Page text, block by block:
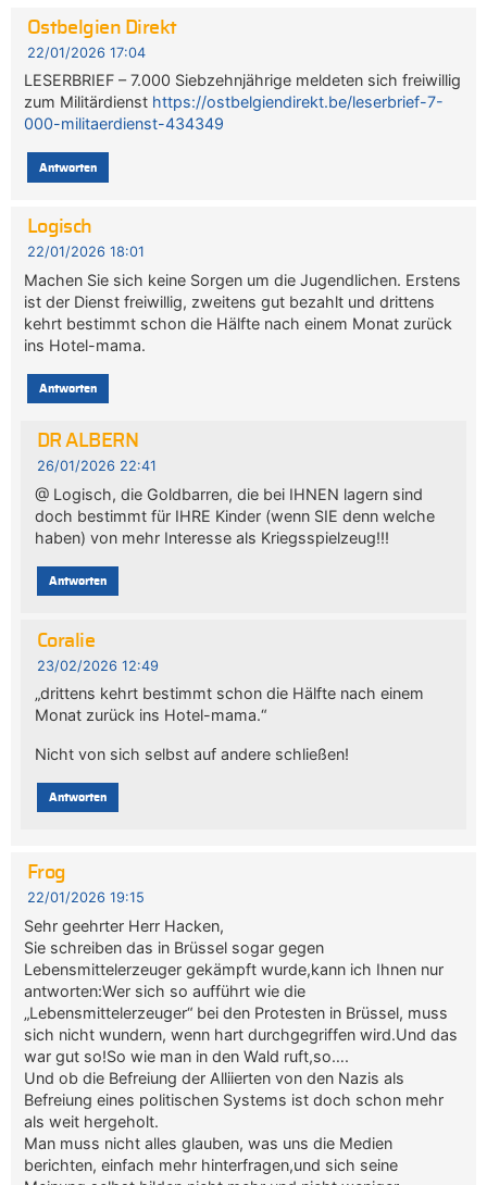
Ostbelgien Direkt
22/01/2026 17:04
LESERBRIEF – 7.000 Siebzehnjährige meldeten sich freiwillig
zum Militärdienst https://ostbelgiendirekt.be/leserbrief-7-
000-militaerdienst-434349
Antworten
Logisch
22/01/2026 18:01
Machen Sie sich keine Sorgen um die Jugendlichen. Erstens
ist der Dienst freiwillig, zweitens gut bezahlt und drittens
kehrt bestimmt schon die Hälfte nach einem Monat zurück
ins Hotel-mama.
Antworten
DR ALBERN
26/01/2026 22:41
@ Logisch, die Goldbarren, die bei IHNEN lagern sind
doch bestimmt für IHRE Kinder (wenn SIE denn welche
haben) von mehr Interesse als Kriegsspielzeug!!!
Antworten
Coralie
23/02/2026 12:49
„drittens kehrt bestimmt schon die Hälfte nach einem
Monat zurück ins Hotel-mama.“
Nicht von sich selbst auf andere schließen!
Antworten
Frog
22/01/2026 19:15
Sehr geehrter Herr Hacken,
Sie schreiben das in Brüssel sogar gegen
Lebensmittelerzeuger gekämpft wurde,kann ich Ihnen nur
antworten:Wer sich so aufführt wie die
„Lebensmittelerzeuger“ bei den Protesten in Brüssel, muss
sich nicht wundern, wenn hart durchgegriffen wird.Und das
war gut so!So wie man in den Wald ruft,so….
Und ob die Befreiung der Alliierten von den Nazis als
Befreiung eines politischen Systems ist doch schon mehr
als weit hergeholt.
Man muss nicht alles glauben, was uns die Medien
berichten, einfach mehr hinterfragen,und sich seine